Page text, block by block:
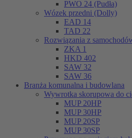
PWO 24 (Pudła)
Wózek przedni (Dolly)
EAD 14
TAD 22
Rozwiązania z
ZKA 1
HKD 402
SAW 32
SAW 36
Branża komunalna i budowlana
Wywrotka skorupowa do
MUP 20HP
MUP 30HP
MUP 20SP
MUP 30SP